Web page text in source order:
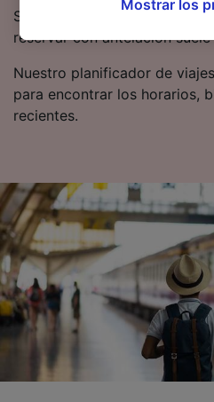
Si quieres comprar billetes a
reservar con antelación
Nuestro planificador de
para encontrar los horarios,
recientes.
oposición en función de
de la política de
se notificarán a nuestros
afectarán a los datos de
datos no se utilizarán
tratamos los datos para
Utilizar datos de
precisa. Analizar
características del
identificación.
dispositivo y/o acceder
contenido
publicidad y contenido,
audiencia y desarrollo
Lista de asociados
Mostrar los